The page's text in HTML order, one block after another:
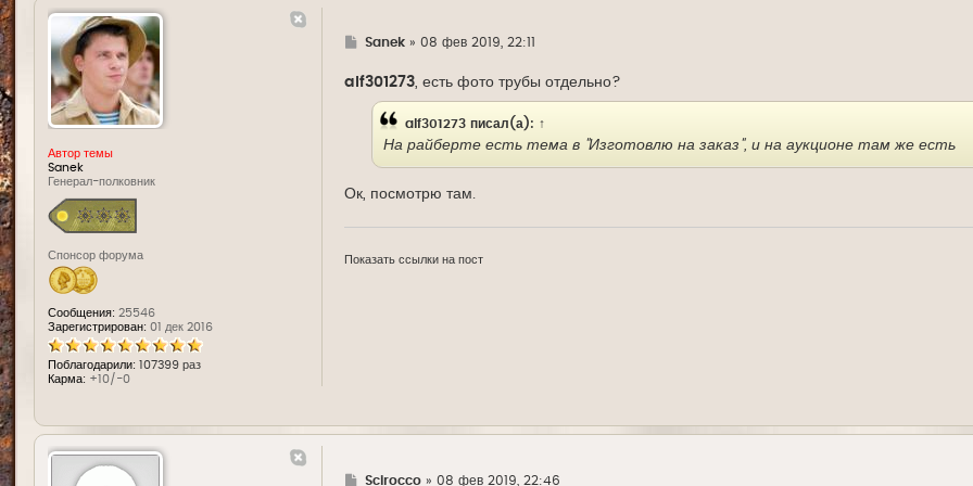
Автор темы
Sanek
Генерал-полковник
Спонсор форума
Сообщения: 25546
Зарегистрирован: 01 дек 2016
Поблагодарили: 107399 раз
Карма: +10/-0
ГSanek» 08 фев 2019, 22:11
alf301273, есть фото трубы отдельно?
alf301273писал(а): ↑
На райберте есть тема в "Изготовлю на заказ", и на аукционе там же есть
Ок, посмотрю там.
Показать ссылки на пост
ГScirocco» 08 фев 2019, 22:46